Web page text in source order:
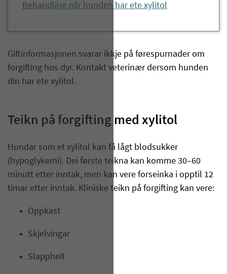
Behandling når hunden har ete xylitol
Giftinformasjonen svarar ikkje på førespurnader om
forgifting hos dyr. Kontakt veterinær dersom hunden
din har ete xylitol.
Teikn på forgifting med xylitol
Hundar som et xylitol kan få lågt blodsukker
(hypoglykemi). Dei første teikna kan komme 30–60
minutt etter inntak, men kan vere forseinka i opptil 12
timar etter inntak. Kliniske teikn på forgifting kan vere:
Oppkast
Skjelvingar
Slappheit